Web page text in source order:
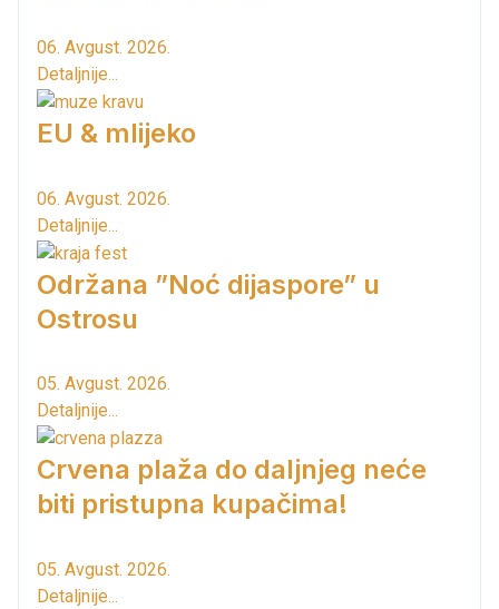
06. Avgust. 2026.
Detaljnije...
EU & mlijeko
06. Avgust. 2026.
Detaljnije...
Održana ”Noć dijaspore” u
Ostrosu
05. Avgust. 2026.
Detaljnije...
Crvena plaža do daljnjeg neće
biti pristupna kupačima!
05. Avgust. 2026.
Detaljnije...